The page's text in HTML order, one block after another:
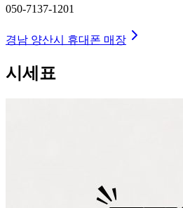
050-7137-1201
경남 양산시 휴대폰 매장
시세표